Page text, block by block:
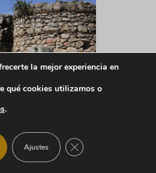
la mejor experiencia en
qué cookies utilizamos o
.
Ajustes CERRAR EL